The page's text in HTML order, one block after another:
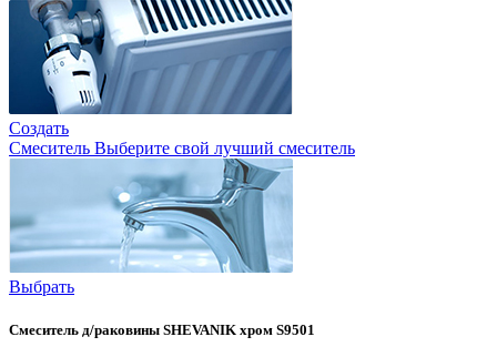
Создать
Смеситель Выберите свой лучший смеситель
Выбрать
Смеситель д/раковины SHEVANIK хром S9501